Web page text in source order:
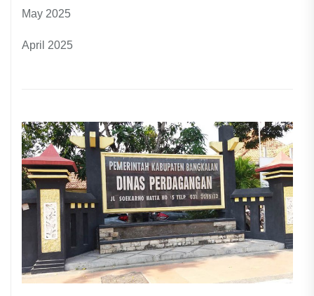
May 2025
April 2025